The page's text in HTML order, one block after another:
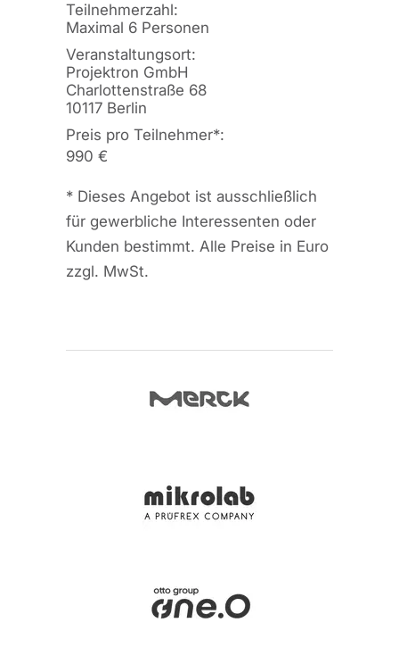
Teilnehmerzahl:
Maximal 6 Personen
Veranstaltungsort:
Projektron GmbH
Charlottenstraße 68
10117 Berlin
Preis pro Teilnehmer*:
990 €
* Dieses Angebot ist ausschließlich
für gewerbliche Interessenten oder
Kunden bestimmt. Alle Preise in Euro
zzgl. MwSt.